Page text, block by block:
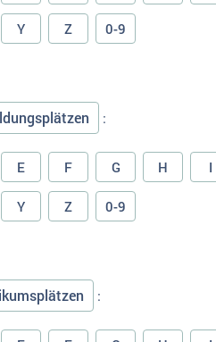
Y Z 0-9
:
E F G H I
Y Z 0-9
: